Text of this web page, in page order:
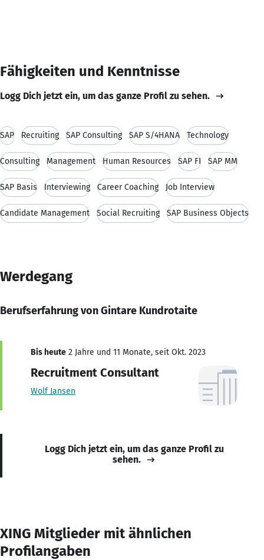
Fähigkeiten und Kenntnisse
Logg Dich jetzt ein, um das ganze Profil zu sehen.
SAP Recruiting SAP Consulting SAP S/4HANA Technology
Consulting Management Human Resources SAP FI SAP MM
SAP Basis Interviewing Career Coaching Job Interview
Candidate Management Social Recruiting SAP Business Objects
Werdegang
Berufserfahrung von Gintare Kundrotaite
Bis heute 2 Jahre und 11 Monate, seit Okt. 2023
Recruitment Consultant
Wolf Jansen
Logg Dich jetzt ein, um das ganze Profil zu
sehen.
XING Mitglieder mit ähnlichen
Profilangaben